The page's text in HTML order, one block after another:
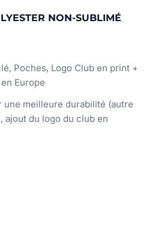
NON-SUBLIMÉ
Poches, Logo Club en print +
Europe
une meilleure durabilité (autre
ajout du logo du club en